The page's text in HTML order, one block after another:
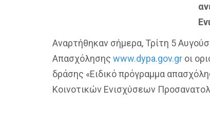
Αναρτήθηκαν σήμερα, Τρίτη 5
Απασχόλησης www.dypa.gov.gr οι
δράσης «Ειδικό πρόγραμμα
Κοινοτικών Ενισχύσεων